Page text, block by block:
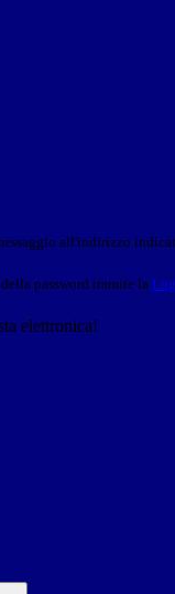
all'indirizzo
password tramite la
elettronica!